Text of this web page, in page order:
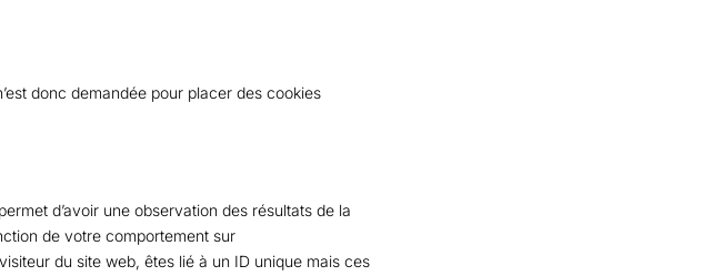
donc demandée pour placer des cookies
d’avoir une observation des résultats de la
de votre comportement sur
du site web, êtes lié à un ID unique mais ces